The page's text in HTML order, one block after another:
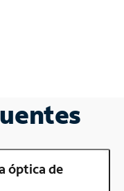
óptica de